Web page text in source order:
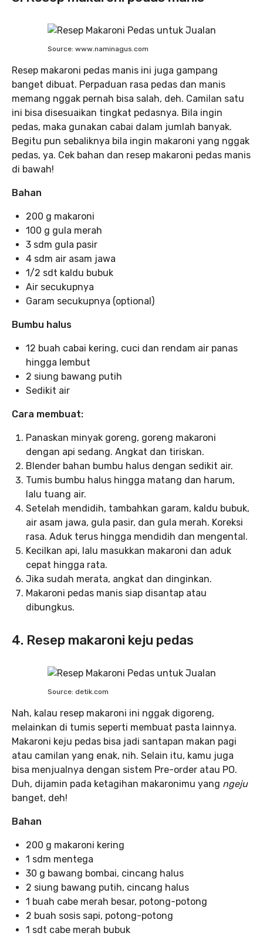
Source: www.naminagus.com
Resep makaroni pedas manis ini juga gampang
banget dibuat. Perpaduan rasa pedas dan manis
memang nggak pernah bisa salah, deh. Camilan satu
ini bisa disesuaikan tingkat pedasnya. Bila ingin
pedas, maka gunakan cabai dalam jumlah banyak.
Begitu pun sebaliknya bila ingin makaroni yang nggak
pedas, ya. Cek bahan dan resep makaroni pedas manis
di bawah!
Bahan
200 g makaroni
100 g gula merah
3 sdm gula pasir
4 sdm air asam jawa
1/2 sdt kaldu bubuk
Air secukupnya
Garam secukupnya (optional)
Bumbu halus
12 buah cabai kering, cuci dan rendam air panas
hingga lembut
2 siung bawang putih
Sedikit air
Cara membuat:
Panaskan minyak goreng, goreng makaroni
dengan api sedang. Angkat dan tiriskan.
Blender bahan bumbu halus dengan sedikit air.
Tumis bumbu halus hingga matang dan harum,
lalu tuang air.
Setelah mendidih, tambahkan garam, kaldu bubuk,
air asam jawa, gula pasir, dan gula merah. Koreksi
rasa. Aduk terus hingga mendidih dan mengental.
Kecilkan api, lalu masukkan makaroni dan aduk
cepat hingga rata.
Jika sudah merata, angkat dan dinginkan.
Makaroni pedas manis siap disantap atau
dibungkus.
4. Resep makaroni keju pedas
Source: detik.com
Nah, kalau resep makaroni ini nggak digoreng,
melainkan di tumis seperti membuat pasta lainnya.
Makaroni keju pedas bisa jadi santapan makan pagi
atau camilan yang enak, nih. Selain itu, kamu juga
bisa menjualnya dengan sistem Pre-order atau PO.
Duh, dijamin pada ketagihan makaronimu yang ngeju
banget, deh!
Bahan
200 g makaroni kering
1 sdm mentega
30 g bawang bombai, cincang halus
2 siung bawang putih, cincang halus
1 buah cabe merah besar, potong-potong
2 buah sosis sapi, potong-potong
1 sdt cabe merah bubuk